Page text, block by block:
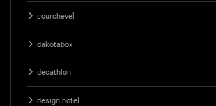
courchevel
dakotabox
decathlon
design hotel